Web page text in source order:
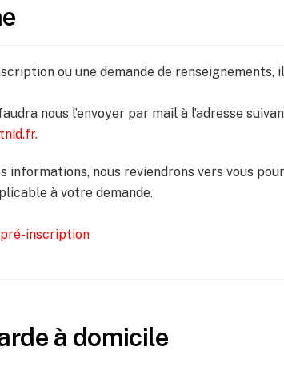
ou une demande de
nous l’envoyer par mail à l’adresse
.
informations, nous reviendrons vers vous
à votre demande.
inscription
à domicile